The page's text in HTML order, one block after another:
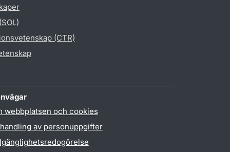
(CTR)
webbplatsen och cookies
av personuppgifter